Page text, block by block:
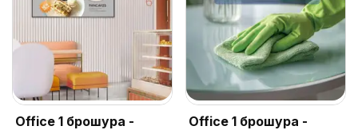
Office 1 брошура -
Office 1 брошура -